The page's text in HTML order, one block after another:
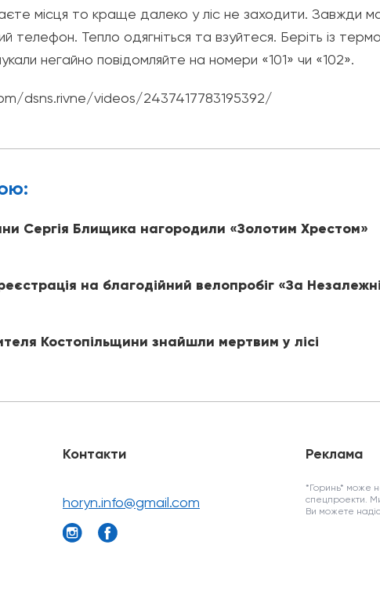
місця то краще далеко у ліс не заходити. Завжди
телефон. Тепло одягніться та взуйтеся. Беріть із
негайно повідомляйте на номери «101» чи «102».
dsns.rivne/videos/2437417783195392/
Сергія Блищика нагородили «Золотим Хрестом»
на благодійний велопробіг «За
Костопільщини знайшли мертвим у лісі
Контакти
horyn.info@gmail.com
Реклама
*Горинь* може
спецпроекти.
Ви можете